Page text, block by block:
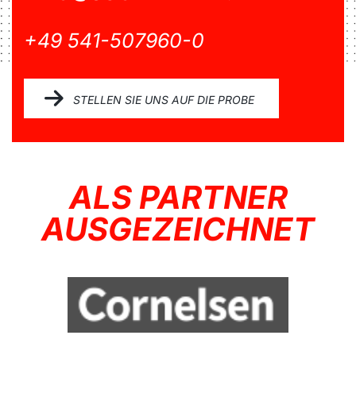
+49 541-507960-0
STELLEN SIE UNS AUF DIE PROBE
ALS PARTNER
AUSGEZEICHNET